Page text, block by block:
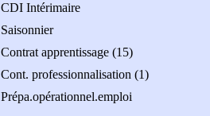
CDI Intérimaire
Saisonnier
Contrat apprentissage (15)
Cont. professionnalisation (1)
Prépa.opérationnel.emploi